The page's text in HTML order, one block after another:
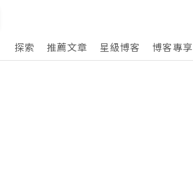
探索
推薦文章 星級博客 博客專享